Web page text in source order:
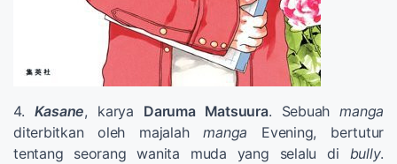
4. Kasane, karya Daruma Matsuura. Sebuahmanga
diterbitkan oleh majalahmanga Evening, bertutur
tentang seorang wanita muda yang selalu di bully.